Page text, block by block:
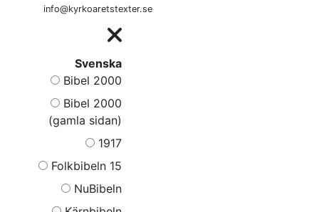
info@kyrkoaretstexter.se
Svenska
Bibel 2000
Bibel 2000
(gamla sidan)
1917
Folkbibeln 15
NuBibeln